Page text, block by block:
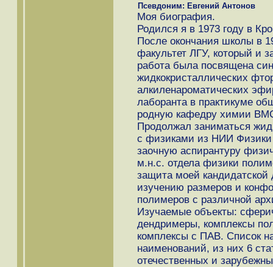
Псевдоним: Евгений Антонов
Моя биография.
Родился я в 1973 году в
После окончания школы в
факультет ЛГУ, который и
работа была посвящена
жидкокристаллических
алкиленароматических
лаборанта в практикуме
родную кафедру химии
Продолжал заниматься
с физиками из НИИ Физики
заочную аспирантуру
м.н.с. отдела физики
защита моей кандидатской
изучению размеров и
полимеров с различной
Изучаемые объекты:
дендримеры, комплексы
комплексы с ПАВ. Список
наименований, из них 6
отечественных и